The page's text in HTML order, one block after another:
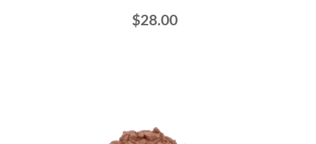
$28.00